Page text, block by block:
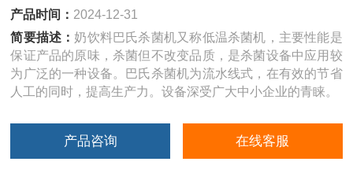
产品时间： 2024-12-31
简要描述： 奶饮料巴氏杀菌机又称低温杀菌机，主要性能是
保证产品的原味，杀菌但不改变品质，是杀菌设备中应用较
为广泛的一种设备。巴氏杀菌机为流水线式，在有效的节省
人工的同时，提高生产力。设备深受广大中小企业的青睐。
产品咨询 在线客服